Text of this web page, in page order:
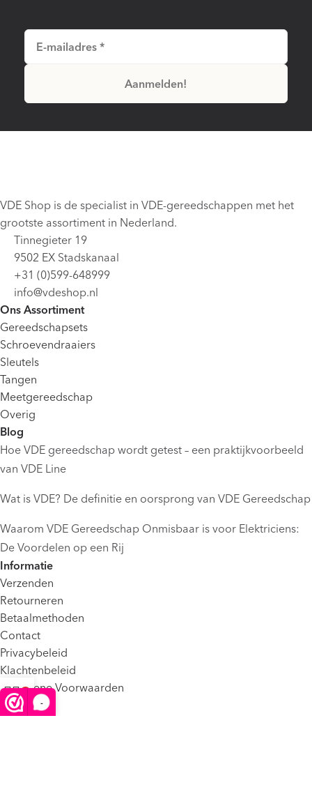
-
VDE Shop is de specialist in VDE-gereedschappen met het
grootste assortiment in Nederland.
Tinnegieter 19
9502 EX Stadskanaal
+31 (0)599-648999
info@vdeshop.nl
Ons Assortiment
Gereedschapsets
Schroevendraaiers
Sleutels
Tangen
Meetgereedschap
Overig
Blog
Hoe VDE gereedschap wordt getest – een praktijkvoorbeeld
van VDE Line
Wat is VDE? De definitie en oorsprong van VDE Gereedschap
Waarom VDE Gereedschap Onmisbaar is voor Elektriciens:
De Voordelen op een Rij
Informatie
Verzenden
Retourneren
Betaalmethoden
Contact
Privacybeleid
Klachtenbeleid
Algemene Voorwaarden
FAQ